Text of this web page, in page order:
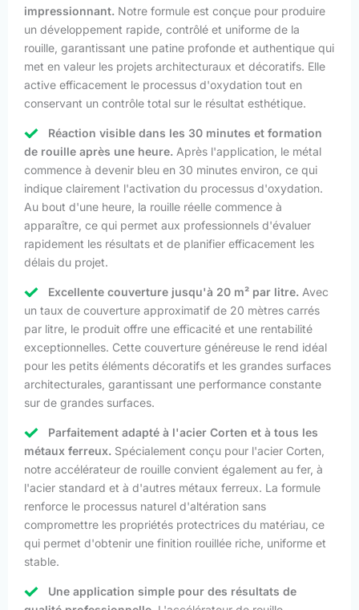
impressionnant. Notre formule est conçue pour produire
un développement rapide, contrôlé et uniforme de la
rouille, garantissant une patine profonde et authentique qui
met en valeur les projets architecturaux et décoratifs. Elle
active efficacement le processus d'oxydation tout en
conservant un contrôle total sur le résultat esthétique.
Réaction visible dans les 30 minutes et formation
de rouille après une heure. Après l'application, le métal
commence à devenir bleu en 30 minutes environ, ce qui
indique clairement l'activation du processus d'oxydation.
Au bout d'une heure, la rouille réelle commence à
apparaître, ce qui permet aux professionnels d'évaluer
rapidement les résultats et de planifier efficacement les
délais du projet.
Excellente couverture jusqu'à 20 m² par litre. Avec
un taux de couverture approximatif de 20 mètres carrés
par litre, le produit offre une efficacité et une rentabilité
exceptionnelles. Cette couverture généreuse le rend idéal
pour les petits éléments décoratifs et les grandes surfaces
architecturales, garantissant une performance constante
sur de grandes surfaces.
Parfaitement adapté à l'acier Corten et à tous les
métaux ferreux. Spécialement conçu pour l'acier Corten,
notre accélérateur de rouille convient également au fer, à
l'acier standard et à d'autres métaux ferreux. La formule
renforce le processus naturel d'altération sans
compromettre les propriétés protectrices du matériau, ce
qui permet d'obtenir une finition rouillée riche, uniforme et
stable.
Une application simple pour des résultats de